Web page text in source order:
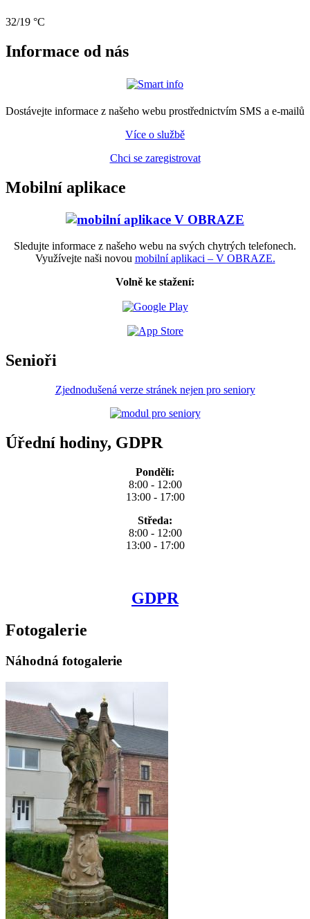
32/19 °C
Informace od nás
Dostávejte informace z našeho webu prostřednictvím SMS a e-mailů
Více o službě
Chci se zaregistrovat
Mobilní aplikace
Sledujte informace z našeho webu na svých chytrých telefonech.
Využívejte naši novou mobilní aplikaci – V OBRAZE.
Volně ke stažení:
Senioři
Zjednodušená verze stránek nejen pro seniory
Úřední hodiny, GDPR
Pondělí:
8:00 - 12:00
13:00 - 17:00
Středa:
8:00 - 12:00
13:00 - 17:00
GDPR
Fotogalerie
Náhodná fotogalerie